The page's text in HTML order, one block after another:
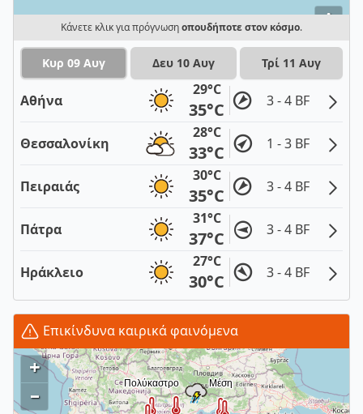
i
Κάνετε κλικ για πρόγνωσηοπουδήποτε στον κόσμο.
Κυρ 09 Αυγ Δευ 10 Αυγ Τρί 11 Αυγ
Αθήνα
29°C
35°C 3 - 4 BF
Θεσσαλονίκη
28°C
33°C 1 - 3 BF
Πειραιάς
30°C
35°C 3 - 4 BF
Πάτρα
31°C
37°C 3 - 4 BF
Ηράκλειο
27°C
30°C 3 - 4 BF
Επικίνδυνα καιρικά φαινόμενα
+
–